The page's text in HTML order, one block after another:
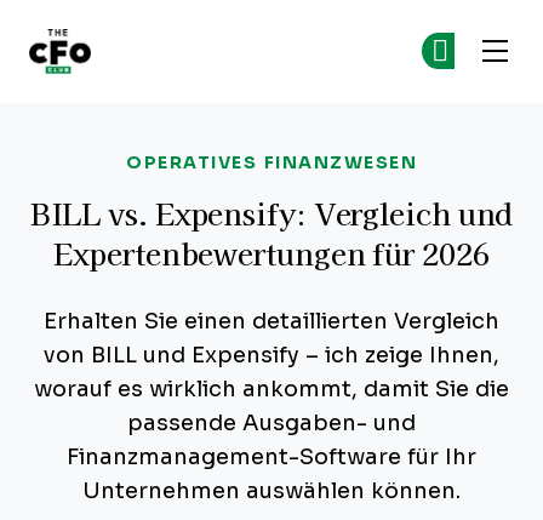
OPERATIVES FINANZWESEN
BILL vs. Expensify: Vergleich und
Expertenbewertungen für 2026
Erhalten Sie einen detaillierten Vergleich
von BILL und Expensify – ich zeige Ihnen,
worauf es wirklich ankommt, damit Sie die
passende Ausgaben- und
Finanzmanagement-Software für Ihr
Unternehmen auswählen können.